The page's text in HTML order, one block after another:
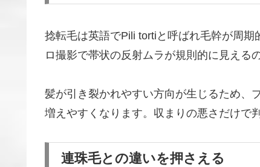
捻転毛は英語でPili tortiと呼ばれ毛幹が周
ロ撮影で帯状の反射ムラが規則的に見える
髪が引き裂かれやすい方向が生じるため、
増えやすくなります。収まりの悪さだけで
連珠毛との違いを押さえる